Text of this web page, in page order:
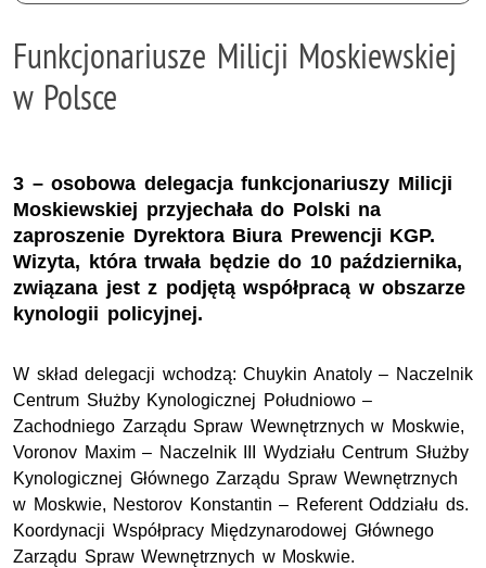
Funkcjonariusze Milicji Moskiewskiej
w Polsce
3 – osobowa delegacja funkcjonariuszy Milicji
Moskiewskiej przyjechała do Polski na
zaproszenie Dyrektora Biura Prewencji KGP.
Wizyta, która trwała będzie do 10 października,
związana jest z podjętą współpracą w obszarze
kynologii policyjnej.
W skład delegacji wchodzą: Chuykin Anatoly – Naczelnik
Centrum Służby Kynologicznej Południowo –
Zachodniego Zarządu Spraw Wewnętrznych w Moskwie,
Voronov Maxim – Naczelnik III Wydziału Centrum Służby
Kynologicznej Głównego Zarządu Spraw Wewnętrznych
w Moskwie, Nestorov Konstantin – Referent Oddziału ds.
Koordynacji Współpracy Międzynarodowej Głównego
Zarządu Spraw Wewnętrznych w Moskwie.